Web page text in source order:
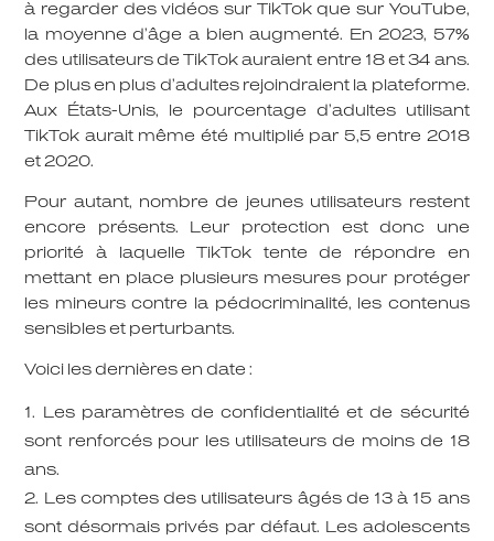
à regarder des vidéos sur TikTok que sur YouTube,
la moyenne d’âge a bien augmenté.
En 2023, 57%
des utilisateurs de TikTok auraient entre 18 et 34 ans.
De plus en plus d’adultes rejoindraient la plateforme.
Aux États-Unis, le pourcentage d’adultes utilisant
TikTok aurait même été multiplié par 5,5 entre 2018
et 2020.
Pour autant, nombre de jeunes utilisateurs restent
encore présents. Leur protection est donc une
priorité à laquelle TikTok tente de répondre en
mettant en place plusieurs mesures pour protéger
les mineurs contre la pédocriminalité, les contenus
sensibles et perturbants.
Voici les dernières en date :
Les paramètres de confidentialitéet de sécurité
sont renforcés pour les utilisateurs de moins de 18
ans.
Les comptes des utilisateurs âgés de 13 à 15 ans
sont désormais privés par défaut. Les adolescents